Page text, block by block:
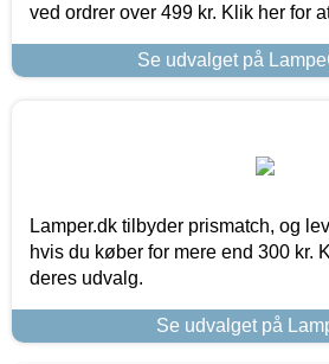
ved ordrer over 499 kr. Klik her for
Se udvalget på
Lamper.dk tilbyder prismatch, og
hvis du køber for mere end 300 kr.
deres udvalg.
Se udvalget på